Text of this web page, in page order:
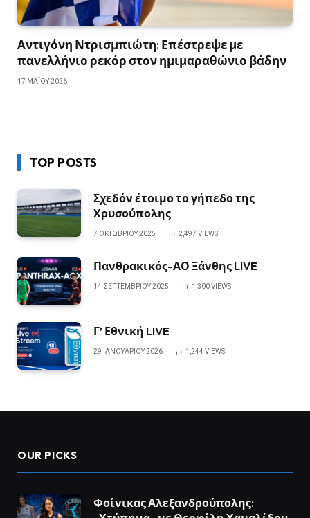
Αντιγόνη Ντρισμπιώτη: Επέστρεψε με
πανελλήνιο ρεκόρ στον ημιμαραθώνιο βάδην
17 ΜΑΪ́ΟΥ 2026
TOP POSTS
Σχεδόν έτοιμο το γήπεδο της
Χρυσούπολης
7 ΟΚΤΩΒΡΊΟΥ 2025 2,497 VIEWS
Πανθρακικός-ΑΟ Ξάνθης LIVE
14 ΣΕΠΤΕΜΒΡΊΟΥ 2025 1,300VIEWS
Γ’ Εθνική LIVE
29 ΙΑΝΟΥΑΡΊΟΥ 2026 1,244 VIEWS
OUR PICKS
Φοίνικας Αλεξανδρούπολης: